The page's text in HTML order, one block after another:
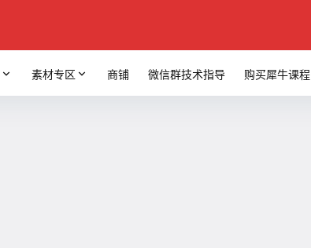
素材专区 商铺 微信群技术指导 购买犀牛课程